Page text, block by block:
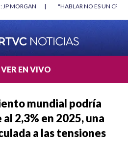
CARTA DE BETO CORAL |
VER EN VIVO
mundial podría
2,3% en 2025, una
a las tensiones